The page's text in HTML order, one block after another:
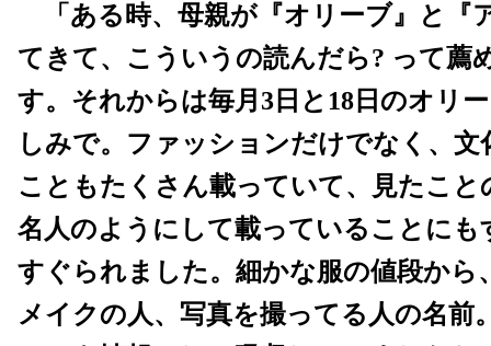
「ある時、母親が『オリーブ』と『
てきて、こういうの読んだら? って薦
す。それからは毎月3日と18日のオリ
しみで。ファッションだけでなく、文
こともたくさん載っていて、見たこと
名人のようにして載っていることにも
すぐられました。細かな服の値段から
メイクの人、写真を撮ってる人の名前